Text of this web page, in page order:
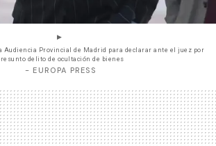
Audiencia Provincial de Madrid para declarar ante el juez por
delito de ocultación de bienes
- EUROPA PRESS